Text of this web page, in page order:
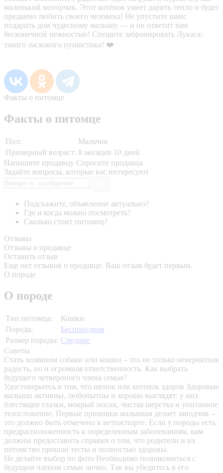
маленький моторчик. Этот котёнок умеет дарить тепло и будет
преданно любить своего человека! Не упустите шанс
подарить дом чудесному малышу — и он ответит вам
бесконечной нежностью! Спешите забронировать Лукаса:
такого ласкового пушистика! ❤️
Факты о питомце
Факты о питомце
Пол:
Мальчик
Примерный возраст: 8 месяцев 10 дней
Напишите продавцу Спросите продавца
Задайте вопросы, которые вас интересуют
Подскажите, объявление актуально?
Где и когда можно посмотреть?
Сколько стоит питомец?
Отзывы
Отзывы о продавце
Оставить отзыв
Еще нет отзывов о продавце. Ваш отзыв будет первым.
О породе
О породе
Тип питомца:
Кошки
Порода:
Беспородная
Размер породы: Средние
Советы
Стать хозяином собаки или кошки – это не только невероятная
радость, но и огромная ответственность. Как выбрать
будущего четвероного члена семьи?
Удостоверьтесь в том, что щенок или котенок здоров Здоровые
малыши активны, любопытны и хорошо выглядят: у них
блестящие глазки, мокрый носик, чистая шерстка и упитанное
телосложение. Первые прививки малышам делает заводчик –
это должно быть отмечено в ветпаспорте. Если у породы есть
предрасположенность к определенным заболеваниям, вам
должны предоставить справки о том, что родители и их
потомство прошли тесты и полностью здоровы.
Не делайте выбор по фото Необходимо познакомиться с
будущим членом семьи лично. Так вы убедитесь в его